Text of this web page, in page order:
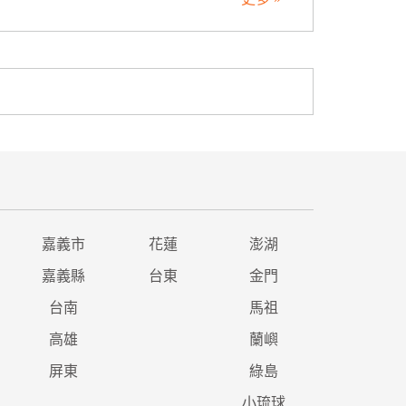
嘉義市 花蓮 澎湖
嘉義縣 台東 金門
台南 馬祖
高雄 蘭嶼
屏東 綠島
小琉球